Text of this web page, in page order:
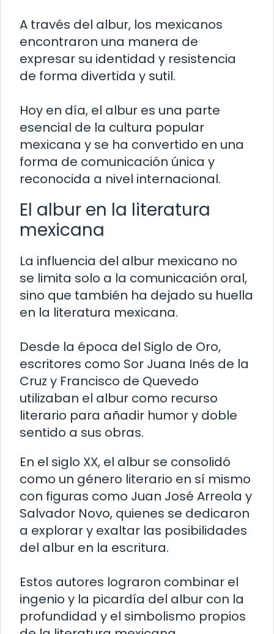
A través del albur, los mexicanos
encontraron una manera de
expresar su identidad y resistencia
de forma divertida y sutil.
Hoy en día, el albur es una parte
esencial de la cultura popular
mexicana y se ha convertido en una
forma de comunicación única y
reconocida a nivel internacional.
El albur en la literatura
mexicana
La influencia del albur mexicano no
se limita solo a la comunicación oral,
sino que también ha dejado su huella
en la literatura mexicana.
Desde la época del Siglo de Oro,
escritores como Sor Juana Inés de la
Cruz y Francisco de Quevedo
utilizaban el albur como recurso
literario para añadir humor y doble
sentido a sus obras.
En el siglo XX, el albur se consolidó
como un género literario en sí mismo
con figuras como Juan José Arreola y
Salvador Novo, quienes se dedicaron
a explorar y exaltar las posibilidades
del albur en la escritura.
Estos autores lograron combinar el
ingenio y la picardía del albur con la
profundidad y el simbolismo propios